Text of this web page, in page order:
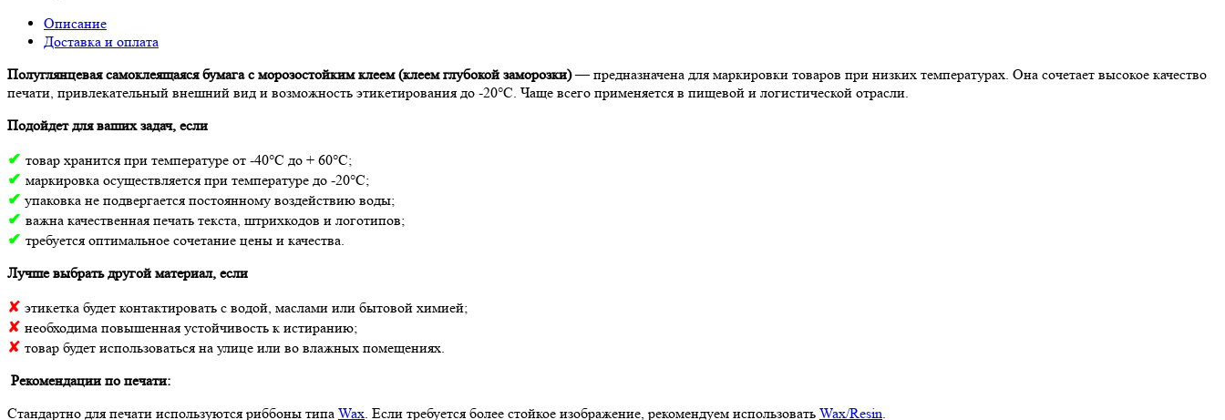
Описание
Доставка и оплата
Полуглянцевая самоклеящаяся бумага с морозостойким клеем (клеем глубокой заморозки)— предназначена для маркировки товаров при низких температурах. Она сочетает высокое качество
печати, привлекательный внешний вид и возможность этикетирования до -20°C. Чаще всего применяется в пищевой и логистической отрасли.
Подойдет для ваших задач, если
✔ товар хранится при температуре от -40°С до + 60°С;
✔ маркировка осуществляется при температуре до -20°С;
✔ упаковка не подвергается постоянному воздействию воды;
✔ важна качественная печать текста, штрихкодов и логотипов;
✔ требуется оптимальное сочетание цены и качества.
Лучше выбрать другой материал, если
✘ этикетка будет контактировать с водой, маслами или бытовой химией;
✘ необходима повышенная устойчивость к истиранию;
✘ товар будет использоваться на улице или во влажных помещениях.
Рекомендации по печати:
Стандартно для печати используются риббоны типа Wax . Если требуется более стойкое изображение, рекомендуем использовать Wax/Resin